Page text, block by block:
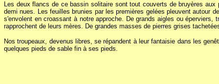
Les deux flancs de ce bassin solitaire sont tout couverts de bruyères
demi nues. Les feuilles brunies par les premières gelées pleuvent autour
s'envolent en croassant à notre approche. De grands aigles ou
rapprochent de leurs mères. De grandes masses de pierres grises
Nos troupeaux, devenus libres, se répandent à leur fantaisie dans les
quelques pieds de sable fin à ses pieds.